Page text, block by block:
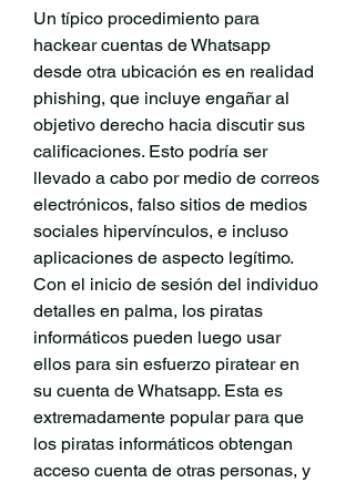
Un típico procedimiento para
hackear cuentas de Whatsapp
desde otra ubicación es en realidad
phishing, que incluye engañar al
objetivo derecho hacia discutir sus
calificaciones. Esto podría ser
llevado a cabo por medio de correos
electrónicos, falso sitios de medios
sociales hipervínculos, e incluso
aplicaciones de aspecto legítimo.
Con el inicio de sesión del individuo
detalles en palma, los piratas
informáticos pueden luego usar
ellos para sin esfuerzo piratear en
su cuenta de Whatsapp. Esta es
extremadamente popular para que
los piratas informáticos obtengan
acceso cuenta de otras personas, y